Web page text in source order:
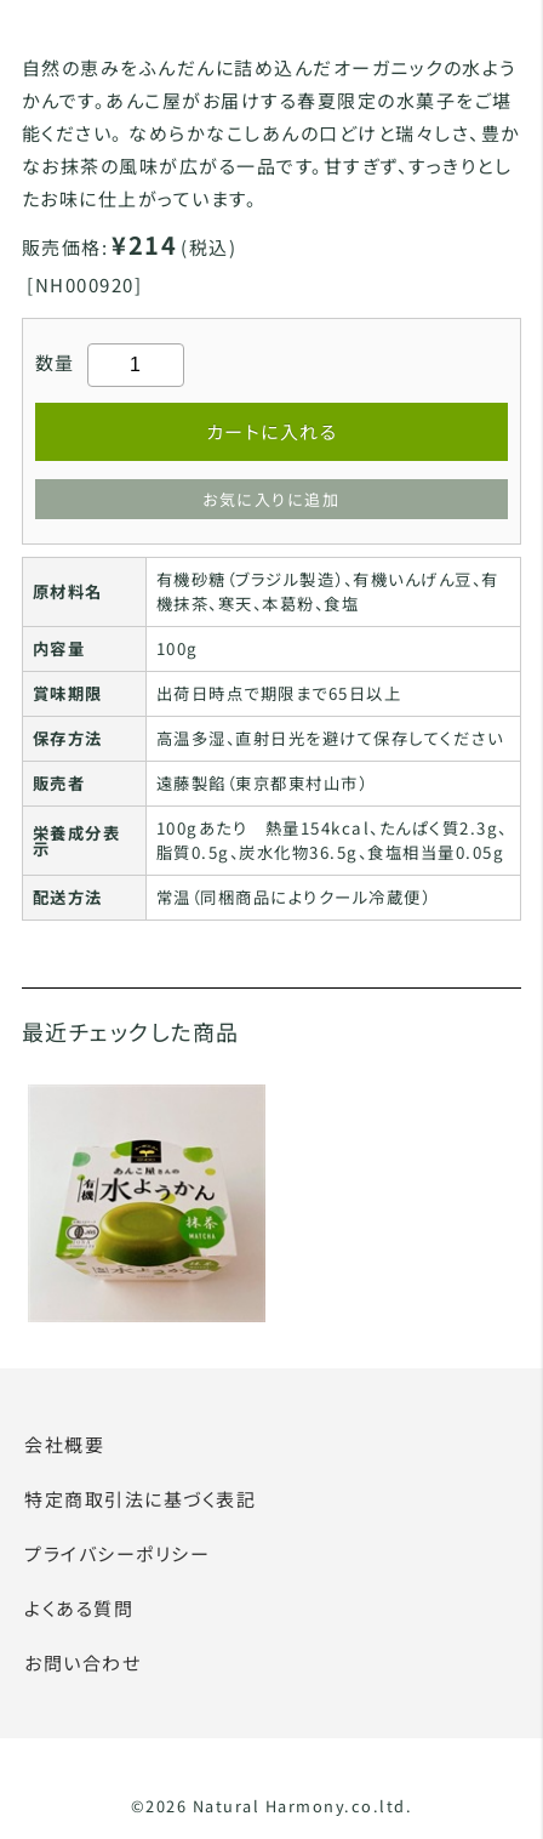
自然の恵みをふんだんに詰め込んだオーガニックの水よう
かんです。あんこ屋がお届けする春夏限定の水菓子をご堪
能ください。 なめらかなこしあんの口どけと瑞々しさ、豊か
なお抹茶の風味が広がる一品です。甘すぎず、すっきりとし
たお味に仕上がっています。
販売価格: ¥214 (税込)
[NH000920]
数量
カートに入れる
お気に入りに追加
原材料名
有機砂糖（ブラジル製造）、有機いんげん豆、有
機抹茶、寒天、本葛粉、食塩
内容量
100g
賞味期限
出荷日時点で期限まで65日以上
保存方法
高温多湿、直射日光を避けて保存してください
販売者
遠藤製餡（東京都東村山市）
栄養成分表
示
100gあたり 熱量154kcal、たんぱく質2.3g、
脂質0.5g、炭水化物36.5g、食塩相当量0.05g
配送方法
常温（同梱商品によりクール冷蔵便）
最近チェックした商品
会社概要
特定商取引法に基づく表記
プライバシーポリシー
よくある質問
お問い合わせ
©2026 Natural Harmony.co.ltd.